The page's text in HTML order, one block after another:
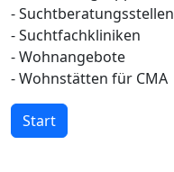
- Suchtberatungsstellen
- Suchtfachkliniken
- Wohnangebote
- Wohnstätten für CMA
Start